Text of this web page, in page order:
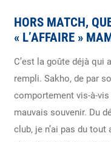
HORS MATCH,
« L’AFFAIRE »
C’est la goûte déjà qui
rempli. Sakho, de par
comportement vis-à-vis
mauvais souvenir. Du
club, je n’ai pas du